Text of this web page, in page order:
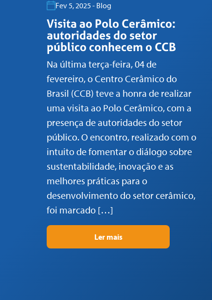
Fev 5, 2025 - Blog
Visita ao Polo Cerâmico:
autoridades do setor
público conhecem o CCB
Na última terça-feira, 04 de
fevereiro, o Centro Cerâmico do
Brasil (CCB) teve a honra de realizar
uma visita ao Polo Cerâmico, com a
presença de autoridades do setor
público. O encontro, realizado com o
intuito de fomentar o diálogo sobre
sustentabilidade, inovação e as
melhores práticas para o
desenvolvimento do setor cerâmico,
foi marcado […]
Ler mais